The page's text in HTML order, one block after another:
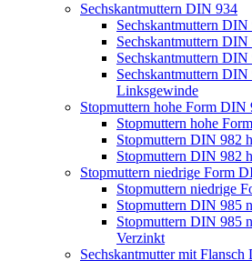
Sechskantmuttern DIN 934
Sechskantmuttern DIN
Sechskantmuttern
Sechskantmuttern
Sechskantmuttern
Linksgewinde
Stopmuttern hohe Form DIN
Stopmuttern hohe
Stopmuttern DIN 982
Stopmuttern DIN 982
Stopmuttern niedrige Form
Stopmuttern niedrige
Stopmuttern DIN 985
Stopmuttern DIN 985
Verzinkt
Sechskantmutter mit